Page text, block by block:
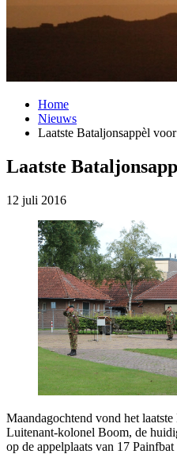
Home
Nieuws
Laatste Bataljonsappèl
Laatste
12 juli 2016
Maandagochtend vond het
Luitenant-kolonel Boom, de
op de appelplaats van 17